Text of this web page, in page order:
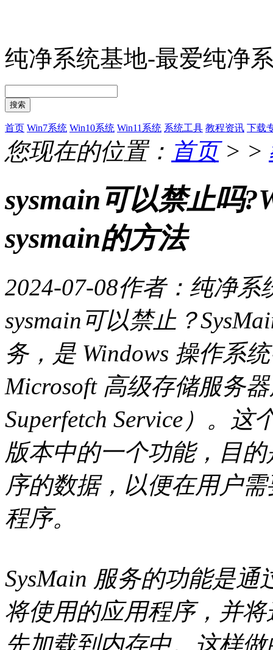
纯净系统基地-最爱纯净
搜索
首页 Win7系统 Win10系统 Win11系统 系统工具 教程资讯 下载
您现在的位置： 首页> >
sysmain可以禁止吗
sysmain的方法
2024-07-08作者：纯净系
sysmain可以禁止？
务，是 Windows 操作系
Microsoft 高级存储服务
Superfetch Service）。这
版本中的一个功能，目
序的数据，以便在用户
程序。
SysMain 服务的功能是
将使用的应用程序，并
先加载到内存中。这样